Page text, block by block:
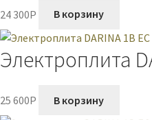
24 300P В корзину
Электроплита
25 600P В корзину